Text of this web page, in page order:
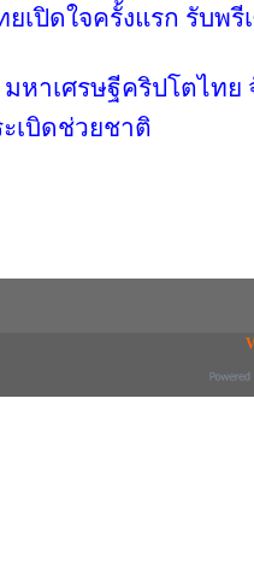
ยเปิดใจครั้งแรก รับพ
มหาเศรษฐีคริปโตไท
เบิดช่วยชาติ